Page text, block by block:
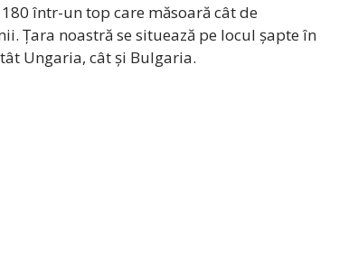
într-un top care măsoară cât de
Țara noastră se situează pe locul șapte în
Ungaria, cât și Bulgaria.